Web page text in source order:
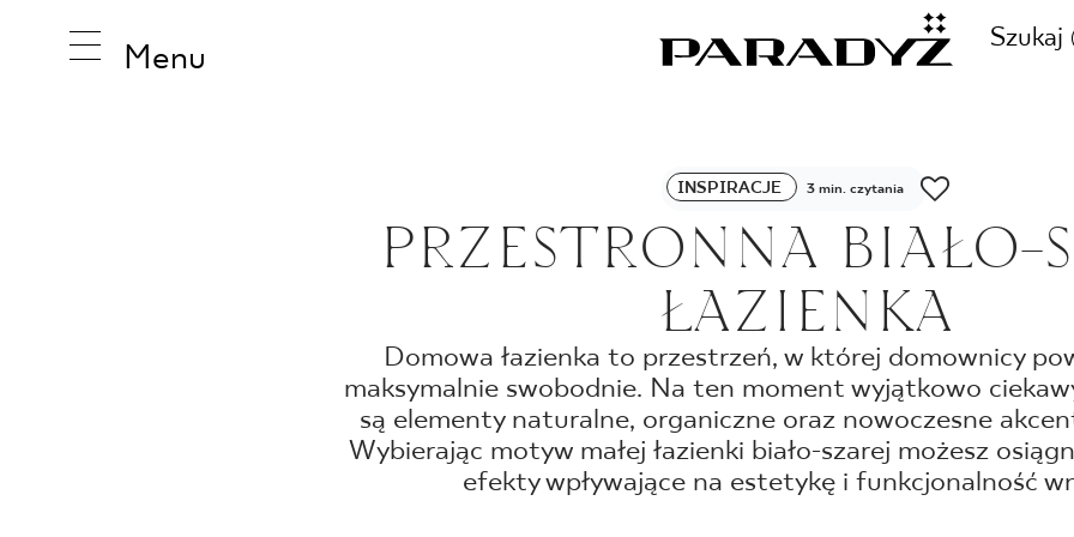
Menu
Szukaj
INSPIRACJE
PRODUKTY
KOLEKCJE
ZADZWOŃ DO NAS
+48
SKLEP INTERNETOWY
44 736
INSPIRACJE 3 min. czytania
PRZESTRONNA BIAŁO-
ŁAZIENKA
Domowa łazienka to przestrzeń, w której domownicy
maksymalnie swobodnie. Na ten moment wyjątkowo
są elementy naturalne, organiczne oraz nowoczesne
Wybierając motyw małej łazienki biało-szarej możesz
efekty wpływające na estetykę i funkcjonalność